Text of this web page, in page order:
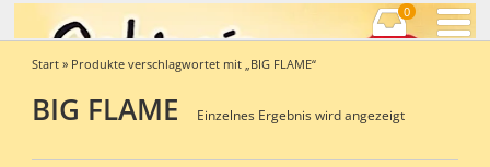
0
Start » Produkte verschlagwortet mit „BIG FLAME“
BIG FLAME Einzelnes Ergebnis wird angezeigt